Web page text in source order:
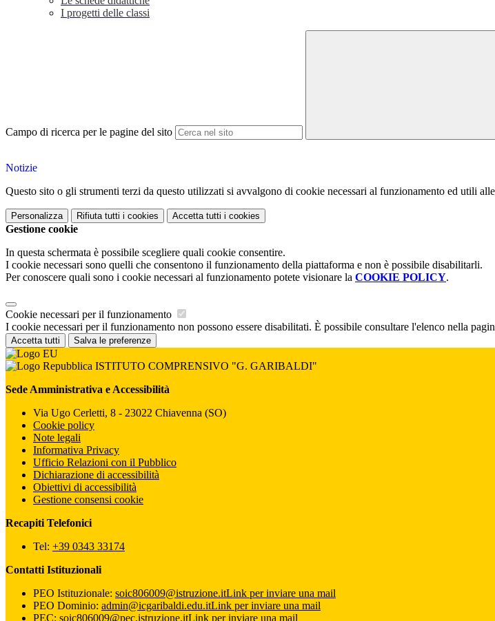
I progetti delle classi
Campo di ricerca per le pagine del sito
Notizie
Questo sito o gli strumenti terzi da questo utilizzati si avvalgono di cookie necessari al funzionamento ed utili
Personalizza Rifiuta tutti i cookies Accetta tutti i cookies
Gestione cookie
In questa schermata è possibile scegliere quali cookie consentire.
I cookie necessari sono quelli che consentono il funzionamento della piattaforma e non è possibile disabilitarli.
Per conoscere quali sono i cookie necessari al funzionamento potete visionare la COOKIE POLICY.
Cookie necessari per il funzionamento
I cookie necessari per il funzionamento non possono essere disabilitati. È possibile consultare l'elenco nella
Accetta tutti Salva le preferenze
ISTITUTO COMPRENSIVO "G. GARIBALDI"
Sede Amministrativa e Accessibilità
Via Ugo Cerletti, 8 - 23022 Chiavenna (SO)
Cookie policy
Note legali
Informativa Privacy
Ufficio Relazioni con il Pubblico
Dichiarazione di accessibilità
Obiettivi di accessibilità
Gestione consensi cookie
Recapiti Telefonici
Tel: +39 0343 33174
Contatti Istituzionali
PEO Istituzionale: soic806009@istruzione.itLink per inviare una mail
PEO Dominio: admin@icgaribaldi.edu.itLink per inviare una mail
PEC: soic806009@pec.istruzione.itLink per inviare una mail